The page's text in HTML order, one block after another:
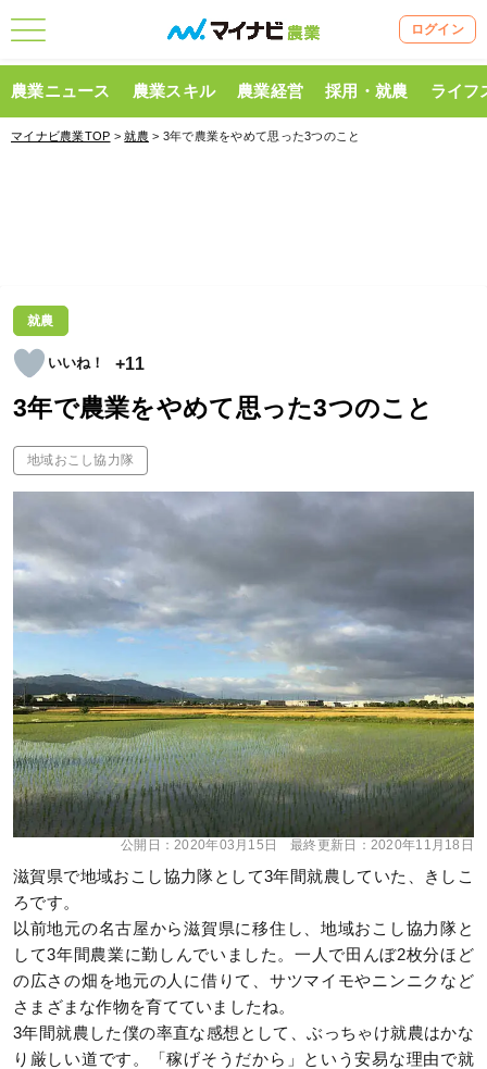
ログイン
農業ニュース 農業スキル 農業経営 採用・就農 ライフ
マイナビ農業TOP >就農 > 3年で農業をやめて思った3つのこと
就農
+11
3年で農業をやめて思った3つのこと
地域おこし協力隊
公開日：2020年03月15日 最終更新日： 2020年11月18日
滋賀県で地域おこし協力隊として3年間就農していた、きしこ
ろです。
以前地元の名古屋から滋賀県に移住し、地域おこし協力隊と
して3年間農業に勤しんでいました。一人で田んぼ2枚分ほど
の広さの畑を地元の人に借りて、サツマイモやニンニクなど
さまざまな作物を育てていましたね。
3年間就農した僕の率直な感想として、ぶっちゃけ就農はかな
り厳しい道です。「稼げそうだから」という安易な理由で就